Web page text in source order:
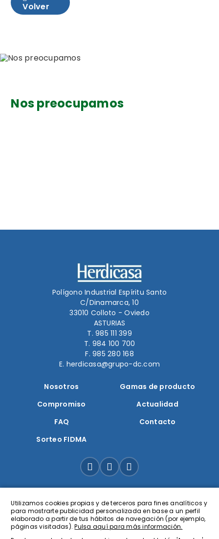
Volver
Nos preocupamos
Polígono Industrial Espíritu Santo
C/Dinamarca, 10
33010 Colloto - Oviedo
ASTURIAS
T. 985 111 399
T. 984 100 700
F. 985 280 168
E. herdicasa@grupo-dc.com
Nosotros
Gamas de producto
Compromiso
Actualidad
FAQ
Contacto
Sorteo FIDMA
Herdicasa © 2026
Utilizamos cookies propias y de terceros para fines analíticos y
para mostrarte publicidad personalizada en base a un perfil
elaborado a partir de tus hábitos de navegación (por ejemplo,
páginas visitadas).Pulsa aquí para más información.